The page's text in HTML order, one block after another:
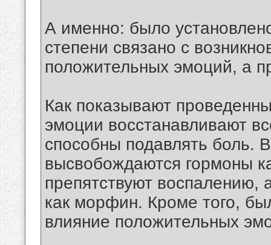
А именно: было
степени связано с
положительных эмоций, а
Как показывают
эмоции восстанавливают
способны подавлять боль.
высвобождаются гормоны
препятствуют
как морфин. Кроме того,
влияние положительных